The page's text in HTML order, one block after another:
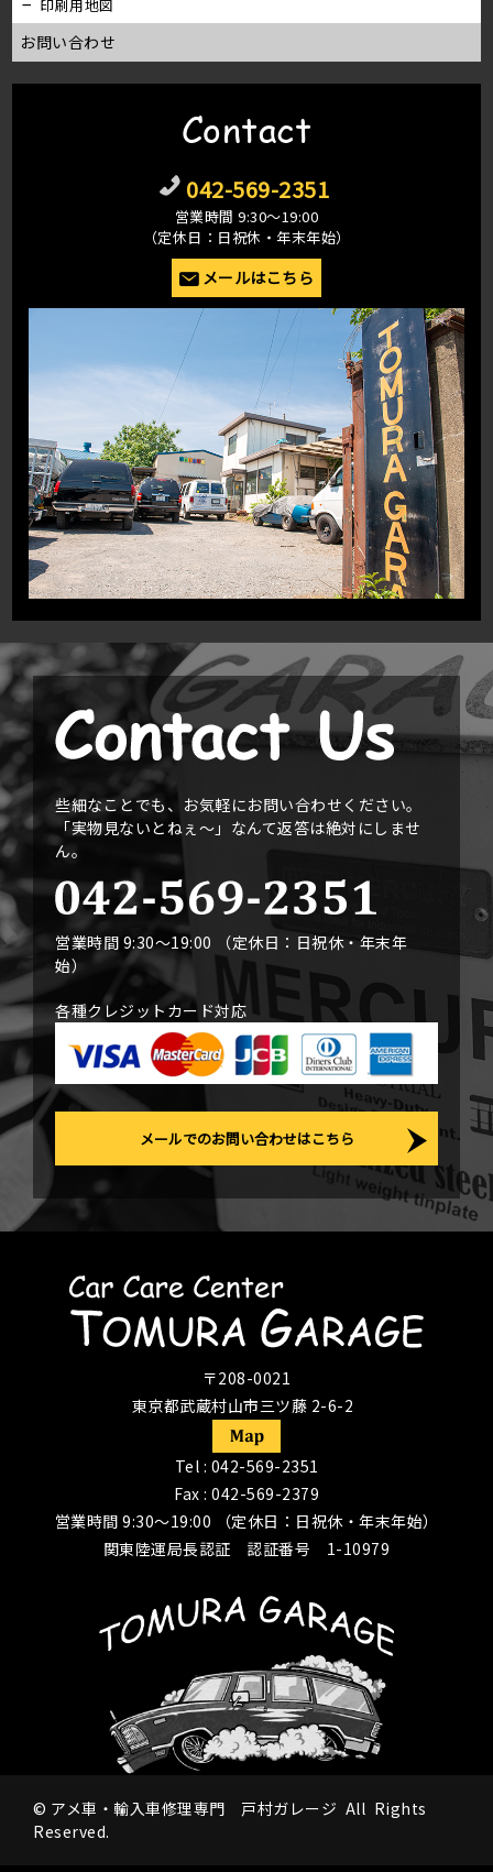
印刷用地図
お問い合わせ
Contact
042-569-2351
営業時間 9:30〜19:00
（定休日：日祝休・年末年始）
メールはこちら
些細なことでも、お気軽にお問い合わせください。
「実物見ないとねぇ〜」なんて返答は絶対にしませ
ん。
営業時間 9:30〜19:00 （定休日：日祝休・年末年
始）
各種クレジットカード対応
メールでのお問い合わせはこちら
〒208-0021
東京都武蔵村山市三ツ藤 2-6-2
Tel : 042-569-2351
Fax : 042-569-2379
営業時間 9:30〜19:00 （定休日：日祝休・年末年始）
関東陸運局長認証 認証番号 1-10979
© アメ車・輸入車修理専門 戸村ガレージ All Rights
Reserved.